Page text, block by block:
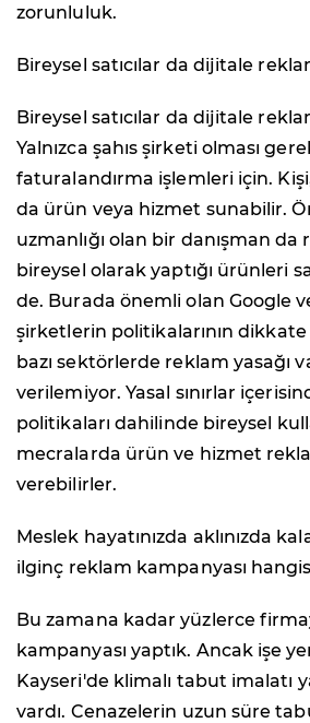
zorunluluk.
Bireysel satıcılar da dijitale
Bireysel satıcılar da dijitale
Yalnızca şahıs şirketi olması
faturalandırma işlemleri için.
da ürün veya hizmet sunabilir.
uzmanlığı olan bir danışman
bireysel olarak yaptığı ürünleri
de. Burada önemli olan Google
şirketlerin politikalarının dikkate
bazı sektörlerde reklam yasağı
verilemiyor. Yasal sınırlar
politikaları dahilinde bireysel
mecralarda ürün ve hizmet
verebilirler.
Meslek hayatınızda aklınızda
ilginç reklam kampanyası
Bu zamana kadar yüzlerce
kampanyası yaptık. Ancak işe
Kayseri'de klimalı tabut imalatı
vardı. Cenazelerin uzun süre